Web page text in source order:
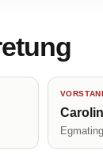
Egmating